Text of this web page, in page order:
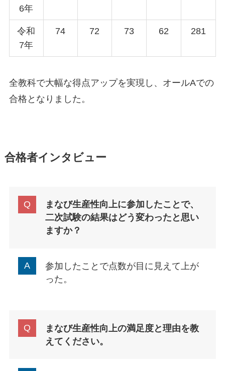
6年
令和
7年
74 72 73 62 281
全教科で大幅な得点アップを実現し、オールAでの
合格となりました。
合格者インタビュー
まなび生産性向上に参加したことで、
二次試験の結果はどう変わったと思い
ますか？
参加したことで点数が目に見えて上が
った。
まなび生産性向上の満足度と理由を教
えてください。